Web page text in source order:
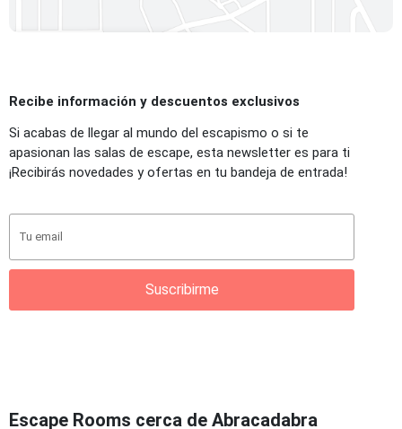
Recibe información y descuentos exclusivos
Si acabas de llegar al mundo del escapismo o si te
apasionan las salas de escape, esta newsletter es para ti
¡Recibirás novedades y ofertas en tu bandeja de entrada!
Suscribirme
Escape Rooms cerca de Abracadabra